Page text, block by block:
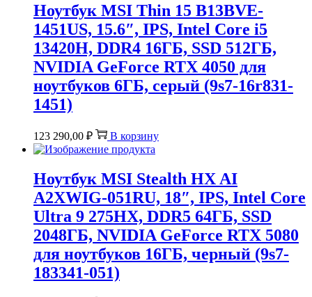
Ноутбук MSI Thin 15 B13BVE-
1451US, 15.6″, IPS, Intel Core i5
13420H, DDR4 16ГБ, SSD 512ГБ,
NVIDIA GeForce RTX 4050 для
ноутбуков 6ГБ, серый (9s7-16r831-
1451)
123 290,00 ₽ В корзину
Ноутбук MSI Stealth HX AI
A2XWIG-051RU, 18″, IPS, Intel Core
Ultra 9 275HX, DDR5 64ГБ, SSD
2048ГБ, NVIDIA GeForce RTX 5080
для ноутбуков 16ГБ, черный (9s7-
183341-051)